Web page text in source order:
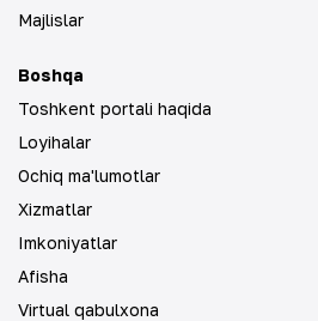
Majlislar
Boshqa
Toshkent portali haqida
Loyihalar
Ochiq ma'lumotlar
Xizmatlar
Imkoniyatlar
Afisha
Virtual qabulxona